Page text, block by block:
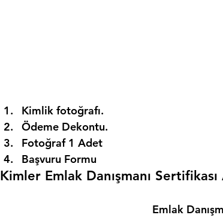
Kimlik fotoğrafı.
Ödeme Dekontu.
Fotoğraf 1 Adet
Başvuru Formu
Kimler Emlak Danışmanı
Emlak